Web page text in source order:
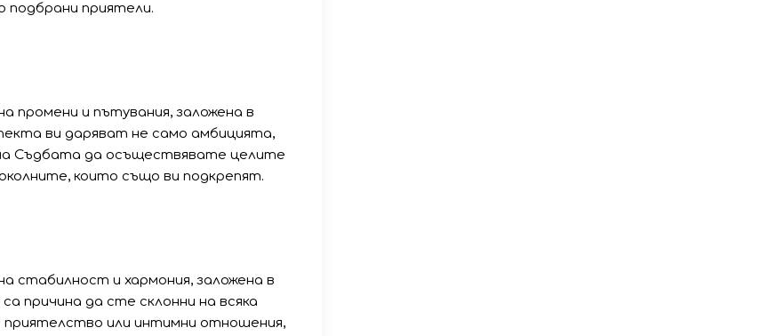
подбрани приятели.
промени и пътувания, заложена в
ви даряват не само амбицията,
Съдбата да осъществявате целите
които също ви подкрепят.
стабилност и хармония, заложена в
причина да сте склонни на всяка
или интимни отношения,